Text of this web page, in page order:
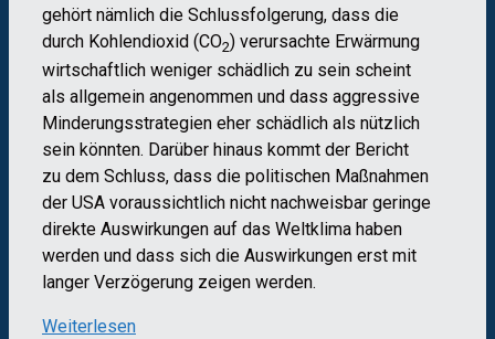
gehört nämlich die Schlussfolgerung, dass die
durch Kohlendioxid (CO2) verursachte Erwärmung
wirtschaftlich weniger schädlich zu sein scheint
als allgemein angenommen und dass aggressive
Minderungsstrategien eher schädlich als nützlich
sein könnten. Darüber hinaus kommt der Bericht
zu dem Schluss, dass die politischen Maßnahmen
der USA voraussichtlich nicht nachweisbar geringe
direkte Auswirkungen auf das Weltklima haben
werden und dass sich die Auswirkungen erst mit
langer Verzögerung zeigen werden.
Weiterlesen